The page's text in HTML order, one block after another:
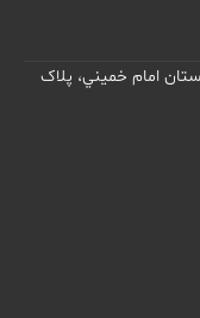
امام خميني، پلاک